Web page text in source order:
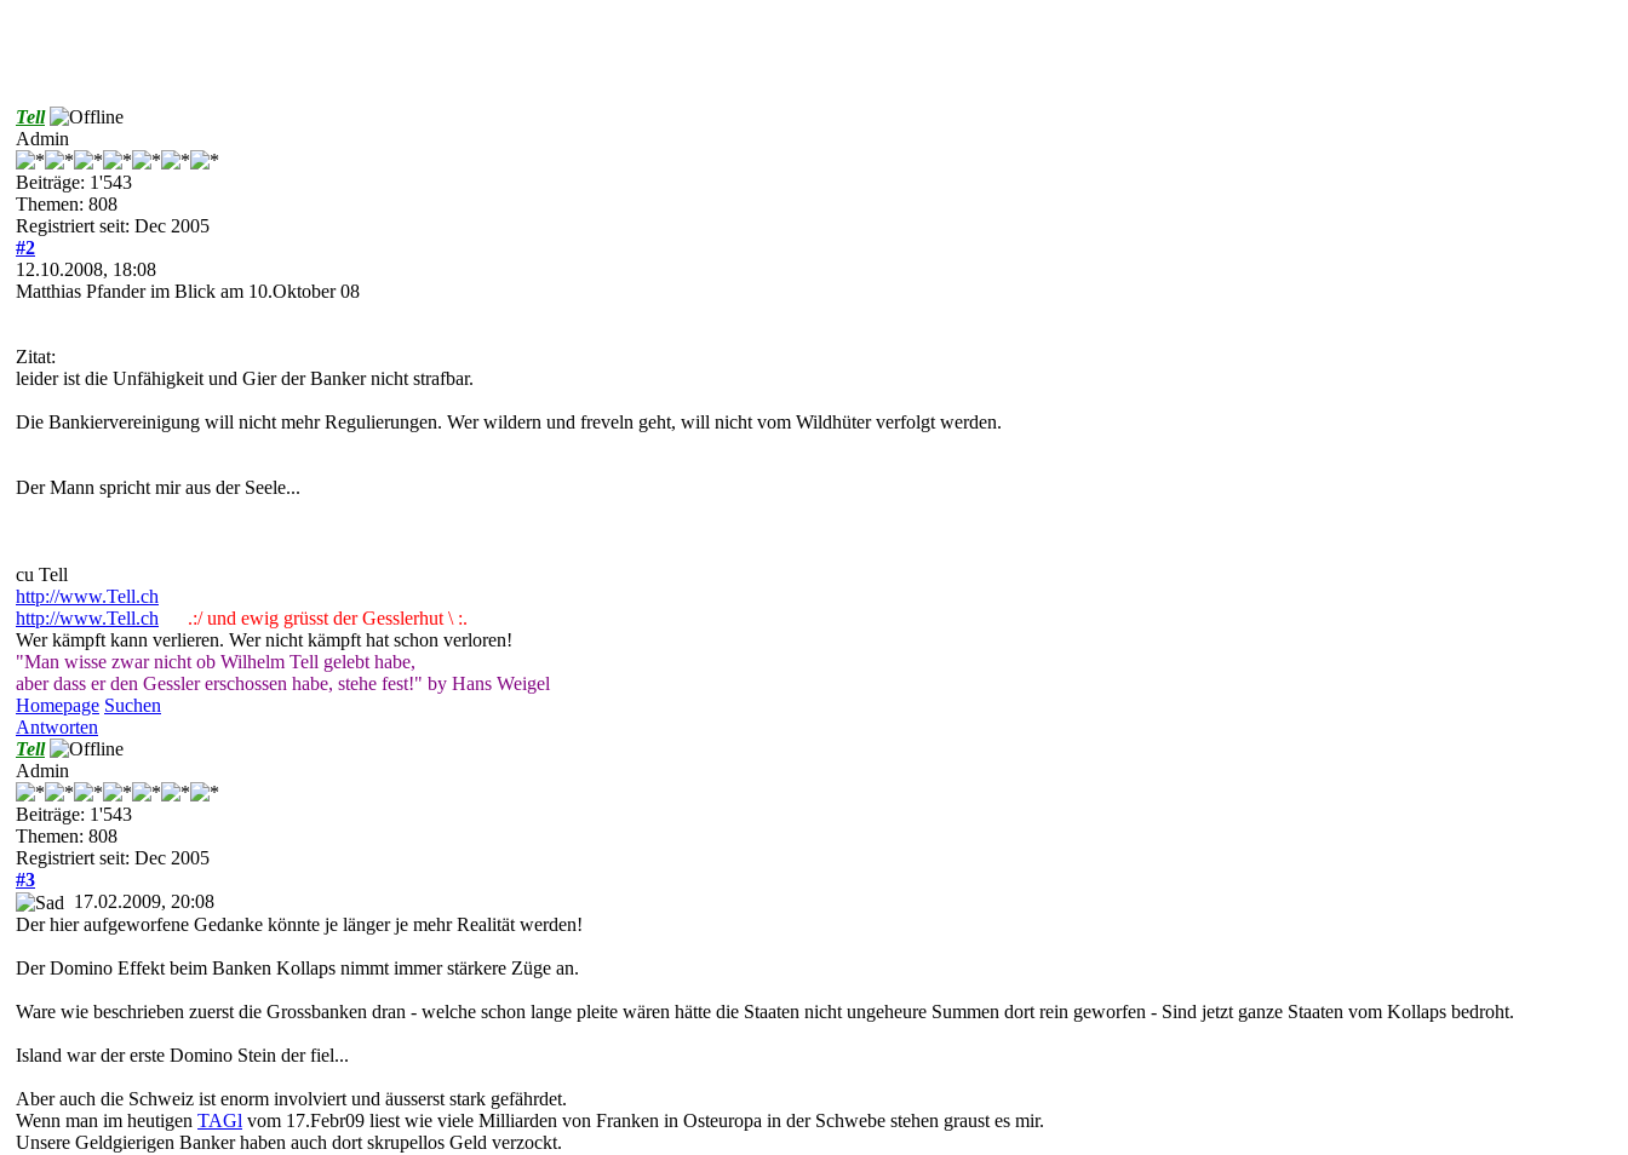
Tell
Admin
Beiträge: 1'543
Themen: 808
Registriert seit: Dec 2005
#2
12.10.2008, 18:08
Matthias Pfander im Blick am 10.Oktober 08
Zitat:
leider ist die Unfähigkeit und Gier der Banker nicht strafbar.
Die Bankiervereinigung will nicht mehr Regulierungen. Wer wildern und freveln geht, will nicht vom Wildhüter verfolgt werden.
Der Mann spricht mir aus der Seele...
cu Tell
http://www.Tell.ch
http://www.Tell.ch
.:/ und ewig grüsst der Gesslerhut \ :.
Wer kämpft kann verlieren. Wer nicht kämpft hat schon verloren!
"Man wisse zwar nicht ob Wilhelm Tell gelebt habe,
aber dass er den Gessler erschossen habe, stehe fest!" by Hans Weigel
Homepage Suchen
Antworten
Tell
Admin
Beiträge: 1'543
Themen: 808
Registriert seit: Dec 2005
#3
17.02.2009, 20:08
Der hier aufgeworfene Gedanke könnte je länger je mehr Realität werden!
Der Domino Effekt beim Banken Kollaps nimmt immer stärkere Züge an.
Ware wie beschrieben zuerst die Grossbanken dran - welche schon lange pleite wären hätte die Staaten nicht ungeheure Summen dort rein geworfen - Sind jetzt ganze Staaten vom Kollaps bedroht.
Island war der erste Domino Stein der fiel...
Aber auch die Schweiz ist enorm involviert und äusserst stark gefährdet.
Wenn man im heutigen TAGl vom 17.Febr09 liest wie viele Milliarden von Franken in Osteuropa in der Schwebe stehen graust es mir.
Unsere Geldgierigen Banker haben auch dort skrupellos Geld verzockt.